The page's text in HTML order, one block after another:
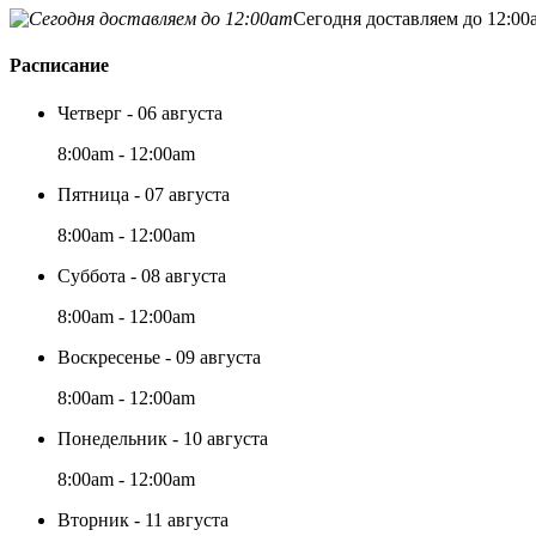
Сегодня доставляем до
Расписание
Четверг - 06 августа
8:00am - 12:00am
Пятница - 07 августа
8:00am - 12:00am
Суббота - 08 августа
8:00am - 12:00am
Воскресенье - 09 августа
8:00am - 12:00am
Понедельник - 10 августа
8:00am - 12:00am
Вторник - 11 августа